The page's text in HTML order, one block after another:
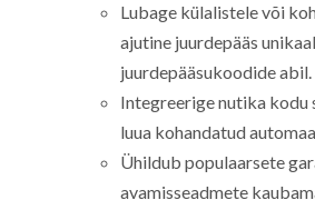
Lubage külalistele või
ajutine juurdepääs
juurdepääsukoodide abil.
Integreerige nutika kodu
luua kohandatud
Ühildub populaarsete
avamisseadmete